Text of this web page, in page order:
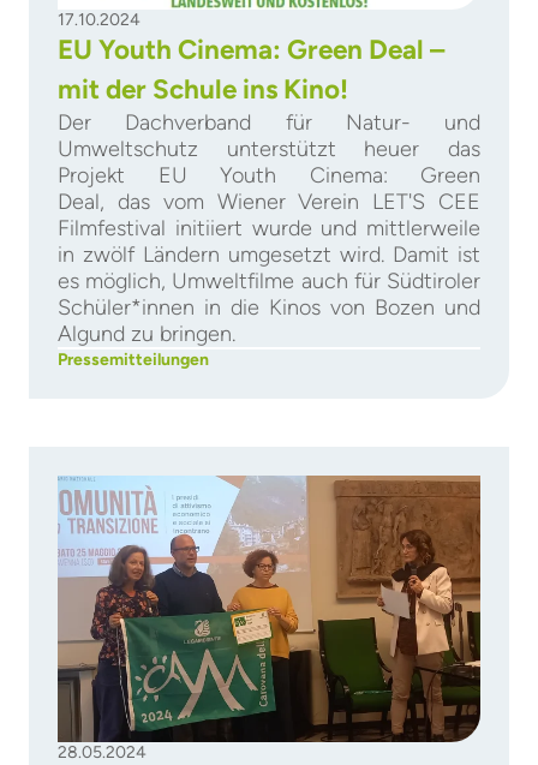
17.10.2024
EU Youth Cinema: Green Deal –
mit der Schule ins Kino!
Der Dachverband für Natur- und
Umweltschutz unterstützt heuer das
Projekt EU Youth Cinema: Green
Deal, das vom Wiener Verein LET'S CEE
Filmfestival initiiert wurde und mittlerweile
in zwölf Ländern umgesetzt wird. Damit ist
es möglich, Umweltfilme auch für Südtiroler
Schüler*innen in die Kinos von Bozen und
Algund zu bringen.
Pressemitteilungen
28.05.2024